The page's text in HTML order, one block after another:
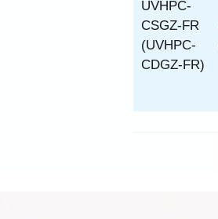
UVHPC-
CSGZ-FR
(UVHPC-
CDGZ-FR)